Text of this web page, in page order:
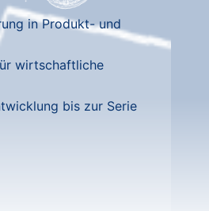
in Produkt- und
wirtschaftliche
bis zur Serie